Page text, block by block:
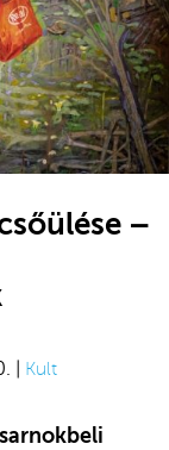
–
| Kult